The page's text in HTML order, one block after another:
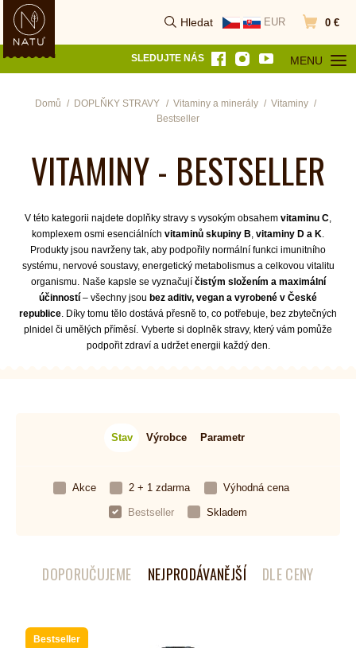
Hledat
Vyhledat
EUR
Přejít do
0 €
SLEDUJTE NÁS MENU
OTEVŘÍT
Domů DOPLŇKY STRAVY Vitaminy a minerály
Vitaminy
Bestseller
VITAMINY - BESTSELLER
V této kategorii najdete doplňky stravy s vysokým obsahem vitaminu C
komplexem osmi esenciálních vitaminů skupiny B vitaminy D a K
Produkty jsou navrženy tak, aby podpořily normální funkci imunitního
systému, nervové soustavy, energetický metabolismus a celkovou vitalitu
organismu.
Naše kapsle se vyznačují čistým složením a maximální
účinností – všechny jsou bez aditiv, vegan a vyrobené v České
republice . Díky tomu tělo dostává přesně to, co potřebuje, bez zbytečných
plnidel či umělých příměsí. Vyberte si doplněk stravy, který vám pomůže
podpořit zdraví a udržet energii každý den.
Stav Výrobce Parametr
Akce 2 + 1 zdarma Výhodná cena
Bestseller Skladem
DOPORUČUJEME NEJPRODÁVANĚJŠÍ DLE CENY
Bestseller